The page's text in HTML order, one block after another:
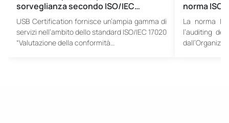
sorveglianza secondo ISO/IEC…
USB Certification fornisce un’ampia gamma di
servizi nell’ambito dello standard ISO/IEC 17020
“Valutazione della conformità…
norma ISO
La norma
l’auditing